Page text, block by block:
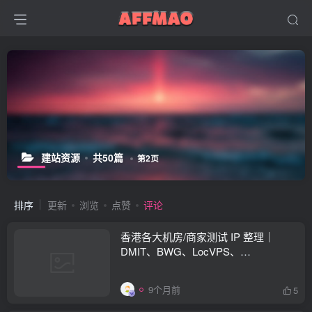
建站资源 共50篇 第2页
排序 更新 浏览 点赞 评论
香港各大机房/商家测试 IP 整理｜
DMIT、BWG、LocVPS、
9个月前 5